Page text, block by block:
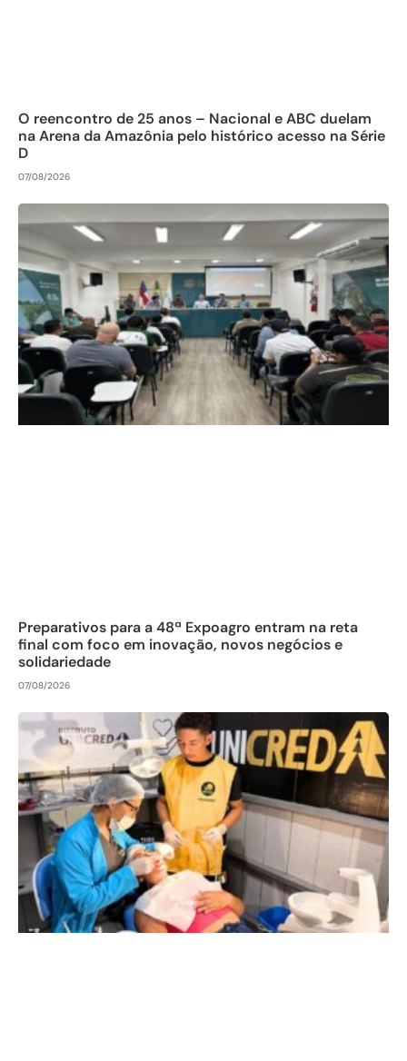
O reencontro de 25 anos – Nacional e ABC duelam
na Arena da Amazônia pelo histórico acesso na Série
D
07/08/2026
Preparativos para a 48ª Expoagro entram na reta
final com foco em inovação, novos negócios e
solidariedade
07/08/2026